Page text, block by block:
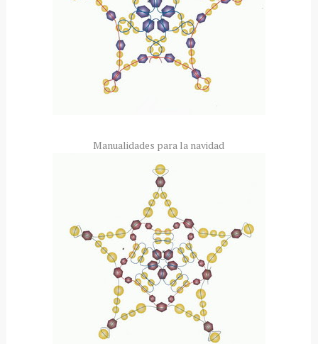
Manualidades para la navidad